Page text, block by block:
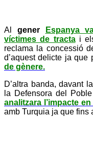
Al gener
Espanya
víctimes de tracta i
reclama la concessió
d’aquest delicte ja que
de gènere.
D’altra banda, davant
la Defensora del
analitzara l’impacte
amb Turquia ja que fins